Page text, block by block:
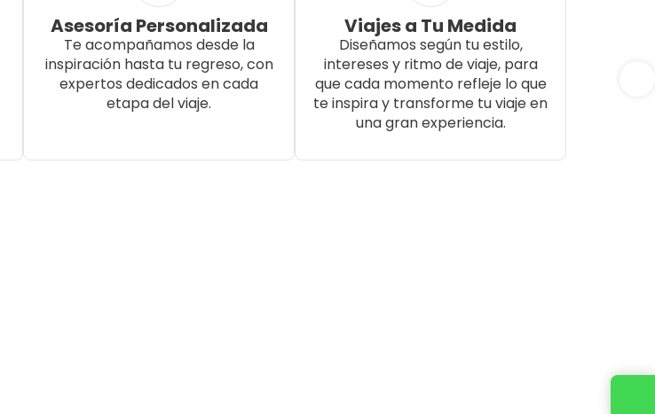
Asesoría Personalizada
Te acompañamos desde la
inspiración hasta tu regreso, con
expertos dedicados en cada
etapa del viaje.
Viajes a Tu Medida
Diseñamos según tu estilo,
intereses y ritmo de viaje, para
que cada momento refleje lo que
te inspira y transforme tu viaje en
una gran experiencia.